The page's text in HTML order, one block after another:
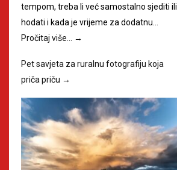
tempom, treba li već samostalno sjediti ili
hodati i kada je vrijeme za dodatnu…
Pročitaj više… →
Pet savjeta za ruralnu fotografiju koja
priča priču →